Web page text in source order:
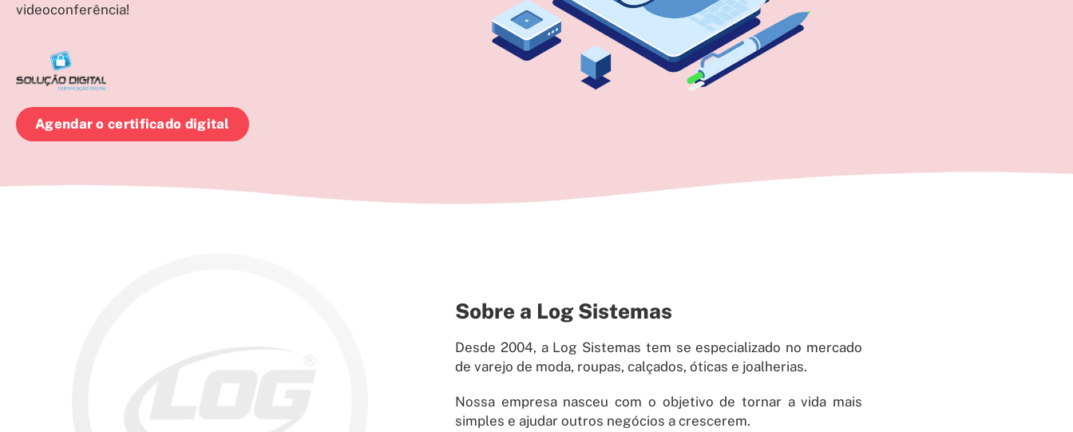
videoconferência!
Agendar o certificado digital
Sobre a Log Sistemas
Desde 2004, a Log Sistemas tem se especializado no mercado
de varejo de moda, roupas, calçados, óticas e joalherias.
Nossa empresa nasceu com o objetivo de tornar a vida mais
simples e ajudar outros negócios a crescerem.